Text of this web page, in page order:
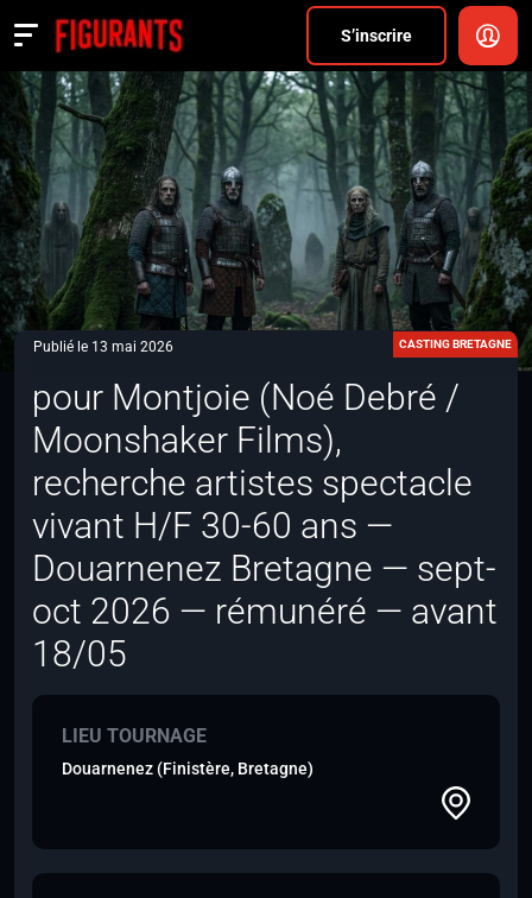
S’inscrire
Actualités
ANNONCER
FAQ
S’inscrire
CONNEXION
Publié le 13 mai 2026
CASTING BRETAGNE
pour Montjoie (Noé Debré /
Moonshaker Films),
recherche artistes spectacle
vivant H/F 30-60 ans —
Douarnenez Bretagne — sept-
oct 2026 — rémunéré — avant
18/05
LIEU TOURNAGE
Douarnenez (Finistère, Bretagne)